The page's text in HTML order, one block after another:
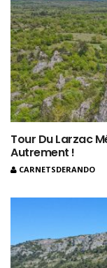
Tour Du Larzac
Autrement !
CARNETSDERANDO